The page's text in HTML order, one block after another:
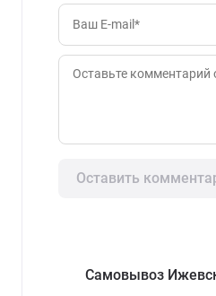
Оставить
Самовывоз